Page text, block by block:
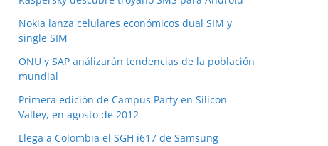
Nokia lanza celulares económicos dual SIM y
single SIM
ONU y SAP análizarán tendencias de la población
mundial
Primera edición de Campus Party en Silicon
Valley, en agosto de 2012
Llega a Colombia el SGH i617 de Samsung